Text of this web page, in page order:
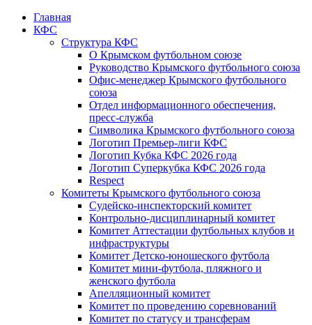
Главная
КФС
Структура КФС
О Крымском футбольном союзе
Руководство Крымского футбольного союза
Офис-менеджер Крымского футбольного
союза
Отдел информационного обеспечения,
пресс-служба
Символика Крымского футбольного союза
Логотип Премьер-лиги КФС
Логотип Кубка КФС 2026 года
Логотип Суперкубка КФС 2026 года
Respect
Комитеты Крымского футбольного союза
Судейско-инспекторский комитет
Контрольно-дисциплинарный комитет
Комитет Аттестации футбольных клубов и
инфраструктуры
Комитет Детско-юношеского футбола
Комитет мини-футбола, пляжного и
женского футбола
Апелляционный комитет
Комитет по проведению соревнований
Комитет по статусу и трансферам